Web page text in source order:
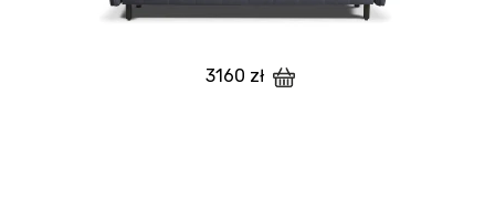
3160 zł